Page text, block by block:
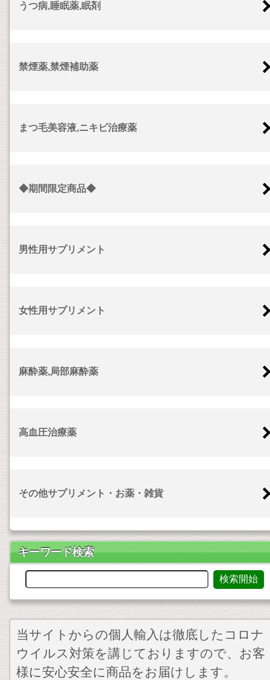
うつ病,睡眠薬,眠剤
禁煙薬,禁煙補助薬
まつ毛美容液,ニキビ治療薬
◆期間限定商品◆
男性用サプリメント
女性用サプリメント
麻酔薬,局部麻酔薬
高血圧治療薬
その他サプリメント・お薬・雑貨
キーワード検索
当サイトからの個人輸入は徹底したコロナ
ウイルス対策を講じておりますので、お客
様に安心安全に商品をお届けします。